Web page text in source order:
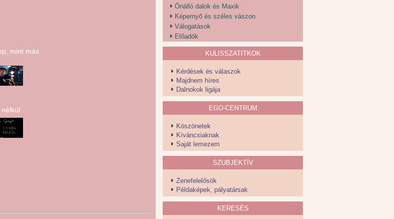
mint más
Önálló dalok és Maxik
Képernyő és széles vászon
Válogatások
Előadók
KULISSZATITKOK
Kérdések és válaszok
Majdnem híres
Dalnokok ligája
EGO-CENTRUM
Köszönetek
Kíváncsiaknak
Saját lemezem
SZUBJEKTÍV
Zenefelelősök
Példaképek, pályatársak
KERESÉS